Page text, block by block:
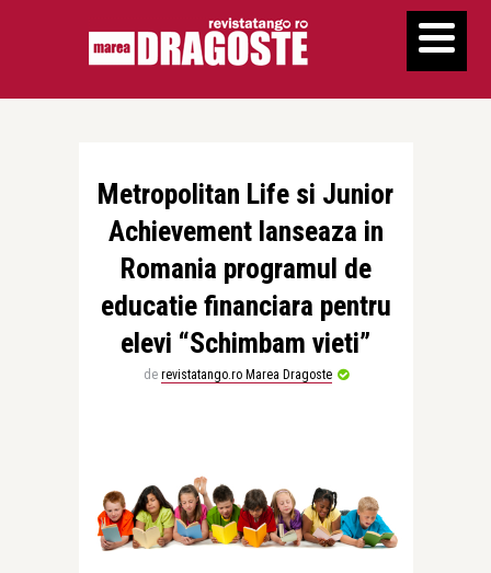
Metropolitan Life si Junior
Achievement lanseaza in
Romania programul de
educatie financiara pentru
elevi “Schimbam vieti”
de revistatango.ro Marea Dragoste